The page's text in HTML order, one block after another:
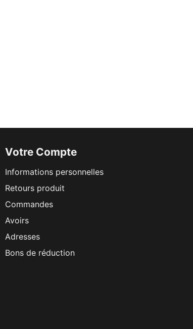
Votre Compte
Informations personnelles
Retours produit
Commandes
Avoirs
Adresses
Bons de réduction